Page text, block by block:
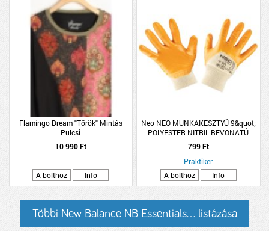
Flamingo Dream "Török" Mintás
Pulcsi
10 990 Ft
A bolthoz Info
Neo NEO MUNKAKESZTYŰ 9&quot;
POLYESTER NITRIL BEVONATÚ
4111X NEO
799 Ft
Praktiker
A bolthoz
Info
Többi New Balance NB Essentials... listázása